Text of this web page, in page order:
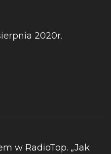
2020r.
w RadioTop. „Jak